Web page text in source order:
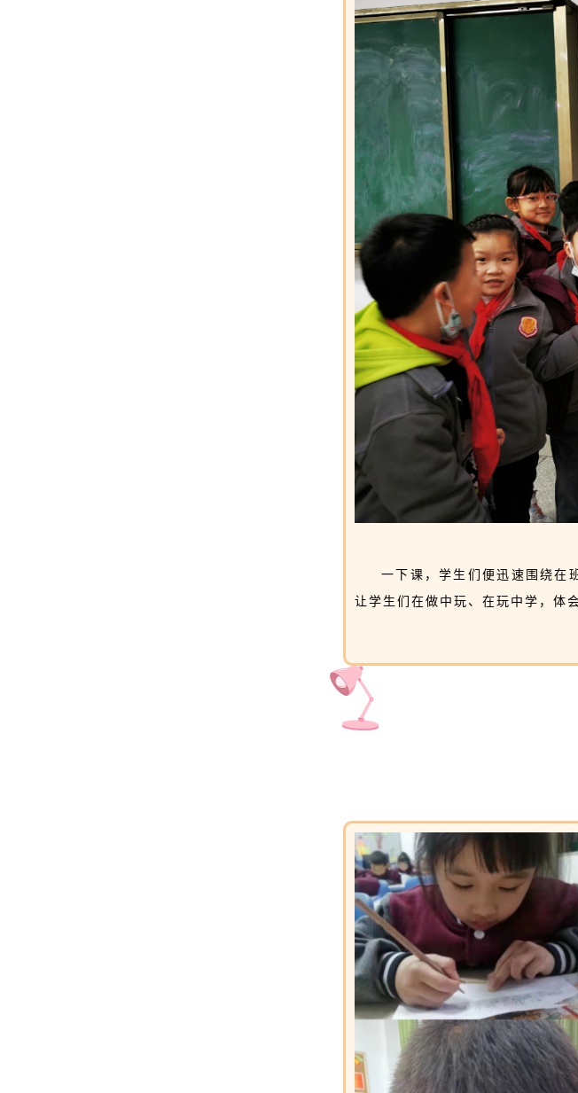
一下课，学生们便迅速围绕在
让学生们在做中玩、在玩中学，体